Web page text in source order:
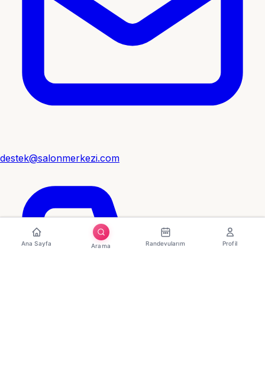
destek@salonmerkezi.com
Ana Sayfa Arama Randevularım Profil